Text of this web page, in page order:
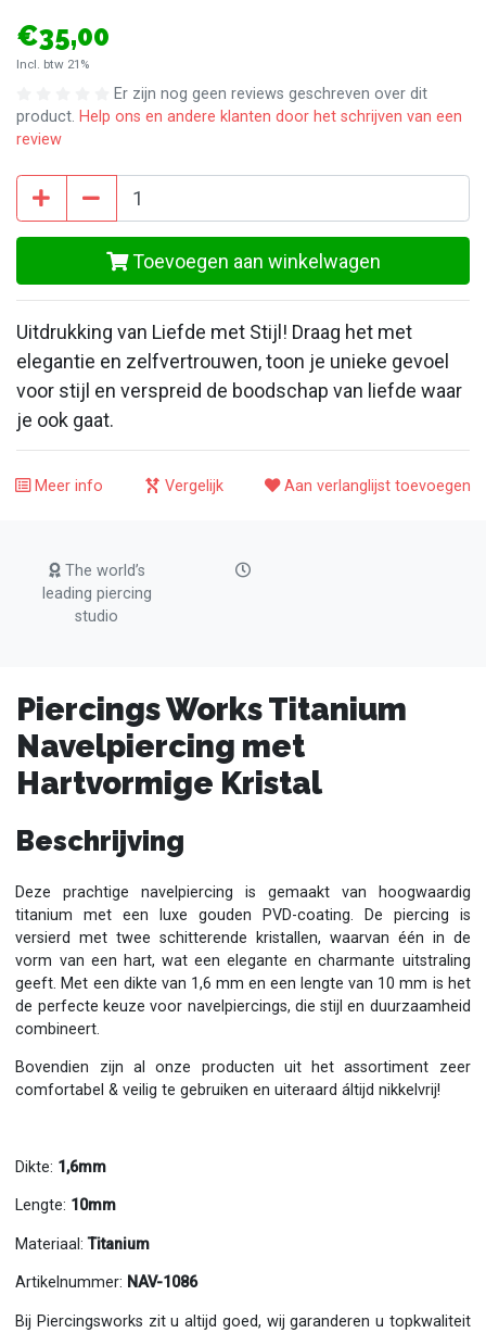
€35,00
Incl. btw 21%
Er zijn nog geen reviews geschreven over dit
product. Help ons en andere klanten door het schrijven van een
review
Toevoegen aan winkelwagen
Uitdrukking van Liefde met Stijl! Draag het met
elegantie en zelfvertrouwen, toon je unieke gevoel
voor stijl en verspreid de boodschap van liefde waar
je ook gaat.
Meer info Vergelijk Aan verlanglijst toevoegen
The world’s
leading piercing
studio
Piercings Works Titanium
Navelpiercing met
Hartvormige Kristal
Beschrijving
Deze prachtige navelpiercing is gemaakt van hoogwaardig
titanium met een luxe gouden PVD-coating. De piercing is
versierd met twee schitterende kristallen, waarvan één in de
vorm van een hart, wat een elegante en charmante uitstraling
geeft. Met een dikte van 1,6 mm en een lengte van 10 mm is het
de perfecte keuze voor navelpiercings, die stijl en duurzaamheid
combineert.
Bovendien zijn al onze producten uit het assortiment zeer
comfortabel & veilig te gebruiken en uiteraard áltijd nikkelvrij!
Dikte: 1,6mm
Lengte: 10mm
Materiaal:Titanium
Artikelnummer: NAV-1086
Bij Piercingsworks zit u altijd goed, wij garanderen u topkwaliteit